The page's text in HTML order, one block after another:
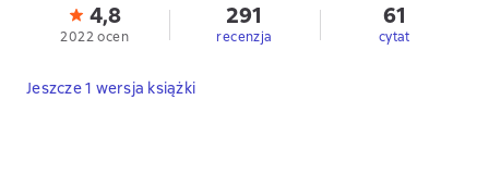
4,8
2022 ocen
291
recenzja
61
cytat
Jeszcze 1 wersja książki